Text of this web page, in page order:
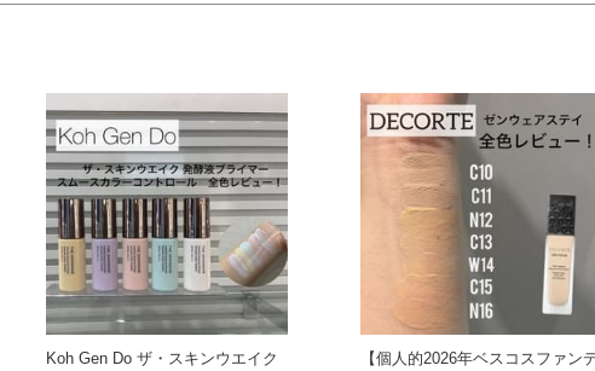
Koh Gen Do ザ・スキンウエイク
【個人的2026年ベスコスファン